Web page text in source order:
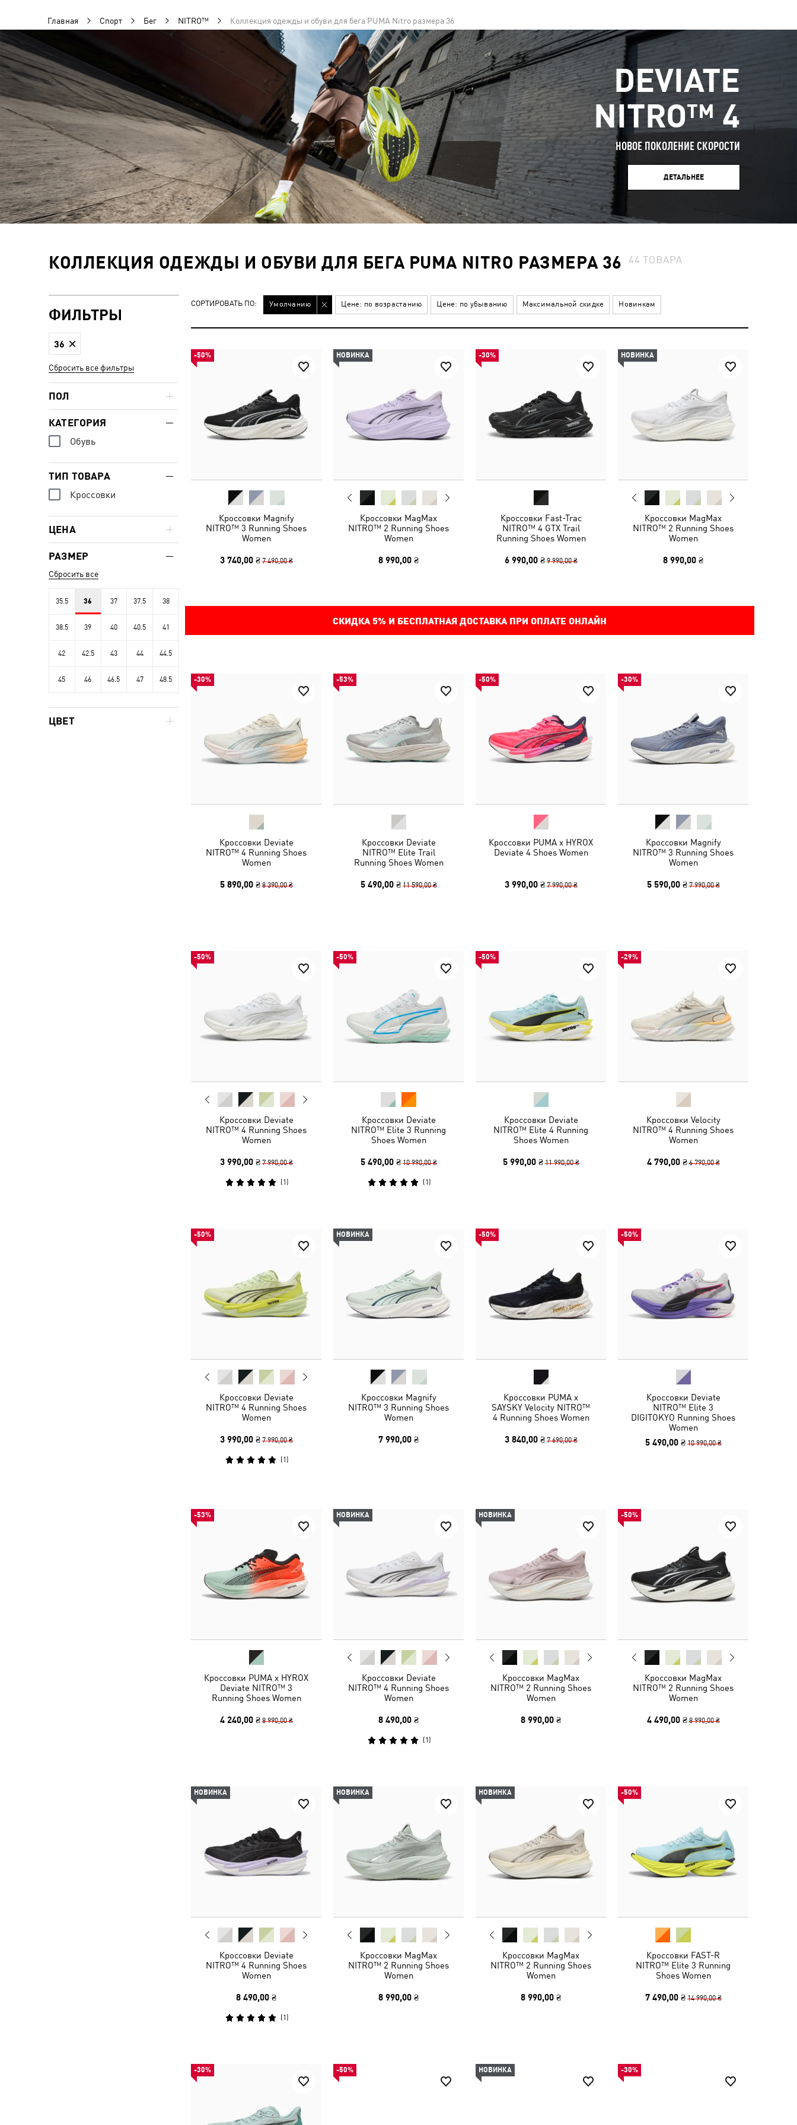
Главная Спорт Бег NITRO™ Коллекция одежды и обуви для бега PUMA Nitro размера 36
DEVIATE
NITRO™ 4
НОВОЕ ПОКОЛЕНИЕ СКОРОСТИ
ДЕТАЛЬНЕЕ
КОЛЛЕКЦИЯ ОДЕЖДЫ И ОБУВИ ДЛЯ БЕГА PUMA NITRO РАЗМЕРА 36 44ТОВАРА
СОРТИРОВАТЬ ПО: Умолчанию Цене: по возрастанию Цене: по убыванию Максимальной скидке Новинкам
-50%
Кроссовки Magnify
NITRO™ 3 Running Shoes
Women
3 740,00 ₴ 7 490,00 ₴
НОВИНКА
Кроссовки MagMax
NITRO™ 2 Running Shoes
Women
8 990,00 ₴
-30%
Кроссовки Fast-Trac
NITRO™ 4 GTX Trail
Running Shoes Women
6 990,00 ₴ 9 990,00 ₴
НОВИНКА
Кроссовки MagMax
NITRO™ 2 Running Shoes
Women
8 990,00 ₴
СКИДКА 5% И БЕСПЛАТНАЯ ДОСТАВКА ПРИ ОПЛАТЕ ОНЛАЙН
-30%
Кроссовки Deviate
NITRO™ 4 Running Shoes
Women
5 890,00 ₴ 8 390,00 ₴
-53%
Кроссовки Deviate
NITRO™ Elite Trail
Running Shoes Women
5 490,00 ₴ 11 590,00 ₴
-50%
Кроссовки PUMA x HYROX
Deviate 4 Shoes Women
3 990,00 ₴ 7 990,00 ₴
-30%
Кроссовки Magnify
NITRO™ 3 Running Shoes
Women
5 590,00 ₴ 7 990,00 ₴
-50%
Кроссовки Deviate
NITRO™ 4 Running Shoes
Women
3 990,00 ₴ 7 990,00 ₴
(1 )
-50%
Кроссовки Deviate
NITRO™ Elite 3 Running
Shoes Women
5 490,00 ₴ 10 990,00 ₴
(1 )
-50%
Кроссовки Deviate
NITRO™ Elite 4 Running
Shoes Women
5 990,00 ₴ 11 990,00 ₴
-29%
Кроссовки Velocity
NITRO™ 4 Running Shoes
Women
4 790,00 ₴ 6 790,00 ₴
-50%
Кроссовки Deviate
NITRO™ 4 Running Shoes
Women
3 990,00 ₴ 7 990,00 ₴
(1 )
НОВИНКА
Кроссовки Magnify
NITRO™ 3 Running Shoes
Women
7 990,00 ₴
-50%
Кроссовки PUMA x
SAYSKY Velocity NITRO™
4 Running Shoes Women
3 840,00 ₴ 7 690,00 ₴
-50%
Кроссовки Deviate
NITRO™ Elite 3
DIGITOKYO Running Shoes
Women
5 490,00 ₴ 10 990,00 ₴
-53%
Кроссовки PUMA x HYROX
Deviate NITRO™ 3
Running Shoes Women
4 240,00 ₴ 8 990,00 ₴
НОВИНКА
Кроссовки Deviate
NITRO™ 4 Running Shoes
Women
8 490,00 ₴
(1 )
НОВИНКА
Кроссовки MagMax
NITRO™ 2 Running Shoes
Women
8 990,00 ₴
-50%
Кроссовки MagMax
NITRO™ 2 Running Shoes
Women
4 490,00 ₴ 8 990,00 ₴
НОВИНКА
Кроссовки Deviate
NITRO™ 4 Running Shoes
Women
8 490,00 ₴
(1 )
НОВИНКА
Кроссовки MagMax
NITRO™ 2 Running Shoes
Women
8 990,00 ₴
НОВИНКА
Кроссовки MagMax
NITRO™ 2 Running Shoes
Women
8 990,00 ₴
-50%
Кроссовки FAST-R
NITRO™ Elite 3 Running
Shoes Women
7 490,00 ₴ 14 990,00 ₴
-30% -50% НОВИНКА -30%
ФИЛЬТРЫ
36
Сбросить все фильтры
ПОЛ
КАТЕГОРИЯ
Обувь
ТИП ТОВАРА
Кроссовки
ЦЕНА
РАЗМЕР
Сбросить все
35.5 36 37 37.5 38
38.5 39 40 40.5 41
42 42.5 43 44 44.5
45 46 46.5 47 48.5
ЦВЕТ